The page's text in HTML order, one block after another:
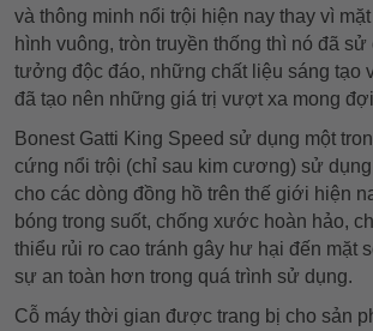
và thông minh nổi trội hiện nay thay vì
hình vuông, tròn truyền thống thì nó đã
tưởng độc đáo, những chất liệu sáng tạo
đã tạo nên những giá trị vượt xa mong
Bonest Gatti King Speed sử dụng một
cứng nổi trội (chỉ sau kim cương) sử
cho các dòng đồng hồ trên thế giới hiện
bóng trong suốt, chống xước hoàn hảo,
thiểu rủi ro cao tránh gây hư hại đến mặt
sự an toàn hơn trong quá trình sử dụng.
Cỗ máy thời gian được trang bị cho sản